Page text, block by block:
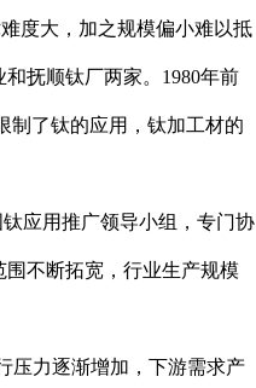
度大，加之规模偏小难以抵
抚顺钛厂两家。1980年前
制了钛的应用，钛加工材的
应用推广领导小组，专门协
不断拓宽，行业生产规模
压力逐渐增加，下游需求产